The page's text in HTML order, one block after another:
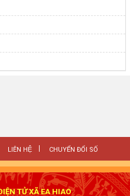
LIÊN HỆ CHUYỂN ĐỔI SỐ
TỬ XÃ EA HIAO